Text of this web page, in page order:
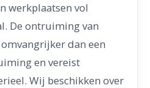
werkplaatsen vol
De ontruiming van
dan een
en vereist
Wij beschikken over